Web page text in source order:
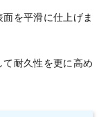
を平滑に仕上げま
て耐久性を更に高め